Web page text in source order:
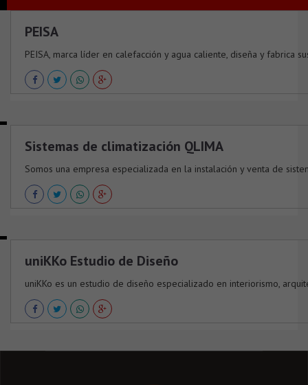
PEISA
PEISA, marca líder en calefacción y agua caliente, diseña y fabrica
Sistemas de climatización QLIMA
Somos una empresa especializada en la instalación y venta de
uniKKo Estudio de Diseño
uniKKo es un estudio de diseño especializado en interiorismo,